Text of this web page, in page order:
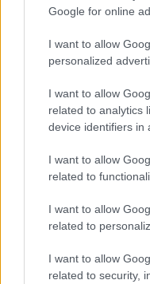
Google for online
I want to allow
personalized
I want to allow
related to analytics
device identifiers in
I want to allow
related to
I want to allow
related to
I want to allow
related to security,
con Globexs Group
Niccolò Conforti · 6 Ago 2026